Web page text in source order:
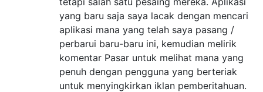
yang baru saja saya lacak dengan mencari
aplikasi mana yang telah saya pasang /
perbarui baru-baru ini, kemudian melirik
komentar Pasar untuk melihat mana yang
penuh dengan pengguna yang berteriak
untuk menyingkirkan iklan pemberitahuan.